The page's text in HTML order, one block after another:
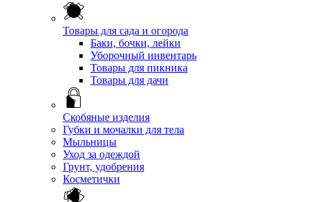
Товары для сада и огорода
Баки, бочки, лейки
Уборочный инвентарь
Товары для пикника
Товары для дачи
Скобяные изделия
Губки и мочалки для тела
Мыльницы
Уход за одеждой
Грунт, удобрения
Косметички